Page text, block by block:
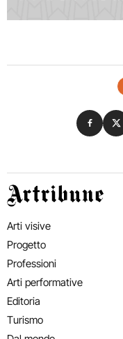
Navigazione
Artribune
Arti visive
Progetto
Professioni
Arti performative
Editoria
Turismo